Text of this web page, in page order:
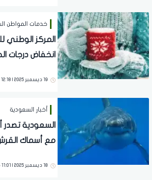
خدمات المواطن
المركز الوطني
انخفاض درجات
19 ديسمبر 2025 | 12:18 صباحاً
أخبار السعودية
السعودية
مع أسماك
18 ديسمبر 2025 | 11:01 مساءً